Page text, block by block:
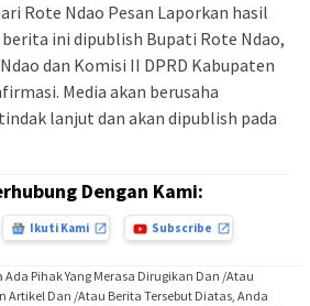
Rote Ndao Pesan Laporkan hasil
berita ini dipublish Bupati Rote Ndao,
dan Komisi II DPRD Kabupaten
Media akan berusaha
lanjut dan akan dipublish pada
Dengan Kami:
Ikuti Kami Subscribe
Ada Pihak Yang Merasa Dirugikan Dan /Atau
Artikel Dan /Atau Berita Tersebut Diatas, Anda